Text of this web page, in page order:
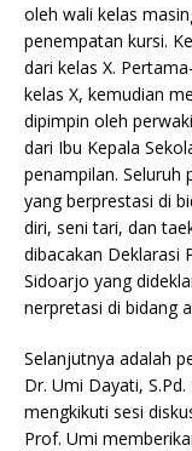
oleh wali kelas
penempatan kursi.
dari kelas X.
kelas X, kemudian
dipimpin oleh
dari Ibu Kepala
penampilan. Seluruh
yang berprestasi di
diri, seni tari, dan
dibacakan Deklarasi
Sidoarjo yang
nerpretasi di bidang
Selanjutnya adalah
Dr. Umi Dayati,
mengkikuti sesi
Prof. Umi